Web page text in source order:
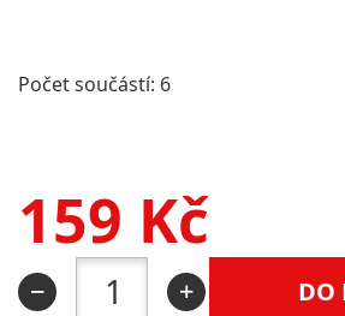
Počet součástí: 6
159 Kč
DO